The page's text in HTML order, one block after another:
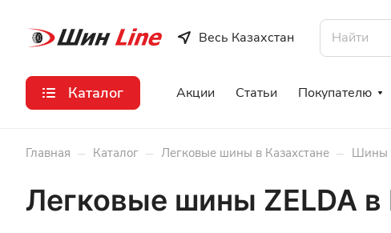
Весь Казахстан
Каталог Акции Статьи Покупателю
Главная – Каталог – Легковые шины в Казахстане – Шины
Легковые шины ZELDA в